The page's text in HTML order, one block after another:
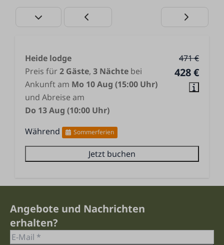
471 €
428 €
Heide lodge
Preis für 2 Gäste, 3 Nächte bei
Ankunft am Mo 10 Aug (15:00 Uhr)
und Abreise am
Do 13 Aug (10:00 Uhr)
Während
Sommerferien
Jetzt buchen
Angebote und Nachrichten
erhalten?